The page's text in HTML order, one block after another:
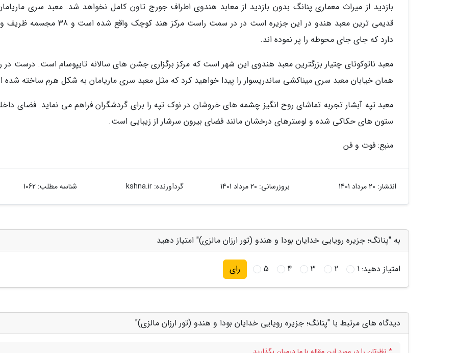
بازدید از میراث معماری پنانگ بدون بازدید از معابد هندوی اطراف جورج تاون کامل نخواهد شد. معبد سری
قدیمی ترین معبد هندو در این جزیره است در در سمت راست مرکز هند کوچک واقع شده
دارد که جای جای محوطه را پر نموده اند.
معبد ناتوکوتای چتیار بزرگترین معبد هندوی این شهر است که مرکز برگزاری جشن های سالانه تایپوسام است. درست در
همان خیابان معبد سری میناکشی ساندریسوار را پیدا خواهید کرد که مثل معبد سری ماریامان به شکل هرم ساخته شده
معبد تپه آبشار تجربه تماشای روح انگیز چشمه های خروشان در نوک تپه را برای گردشگران فراهم می نماید. فضای
ستون های حکاکی شده و لوسترهای درخشان مانند فضای بیرون سرشار از زیبایی است.
منبع: فوت و فن
انتشار: 20 مرداد 1401 بروزرسانی: 20 مرداد 1401 گردآورنده:kshna.ir شناسه مطلب: 1062
به "پنانگ؛ جزیره رویایی خدایان بودا و هندو (تور ارزان مالزی)" امتیاز دهید
امتیاز دهید:1
2
3
4
5 رای
دیدگاه های مرتبط با "پنانگ؛ جزیره رویایی خدایان بودا و هندو (تور ارزان مالزی)"